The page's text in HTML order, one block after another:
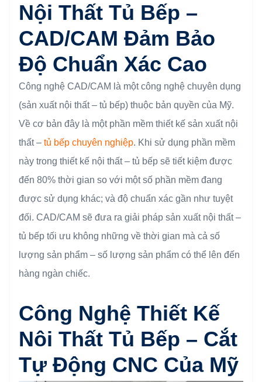
Nội Thất Tủ Bếp –
CAD/CAM Đảm Bảo
Độ Chuẩn Xác Cao
Công nghệ CAD/CAM là một công nghệ chuyên dụng
(sản xuất nội thất – tủ bếp) thuộc bản quyền của Mỹ.
Về cơ bản đây là một phần mềm thiết kế sản xuất nội
thất – tủ bếp chuyên nghiệp. Khi sử dụng phần mềm
này trong thiết kế nội thất – tủ bếp sẽ tiết kiệm được
đến 80% thời gian so với một số phần mềm đang
được sử dụng khác; và độ chuẩn xác gần như tuyệt
đối. CAD/CAM sẽ đưa ra giải pháp sản xuất nội thất –
tủ bếp tối ưu không những về thời gian mà cả số
lượng sản phẩm – số lượng sản phẩm có thể lên đến
hàng ngàn chiếc.
Công Nghệ Thiết Kế
Nôi Thất Tủ Bếp – Cắt
Tự Động CNC Của Mỹ